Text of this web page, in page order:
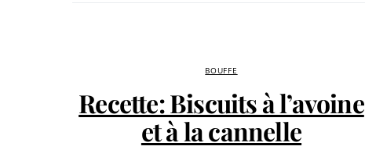
BOUFFE
Recette: Biscuits à l’avoine
et à la cannelle